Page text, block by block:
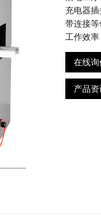
充电器
带连接
工作效率
在线
产品